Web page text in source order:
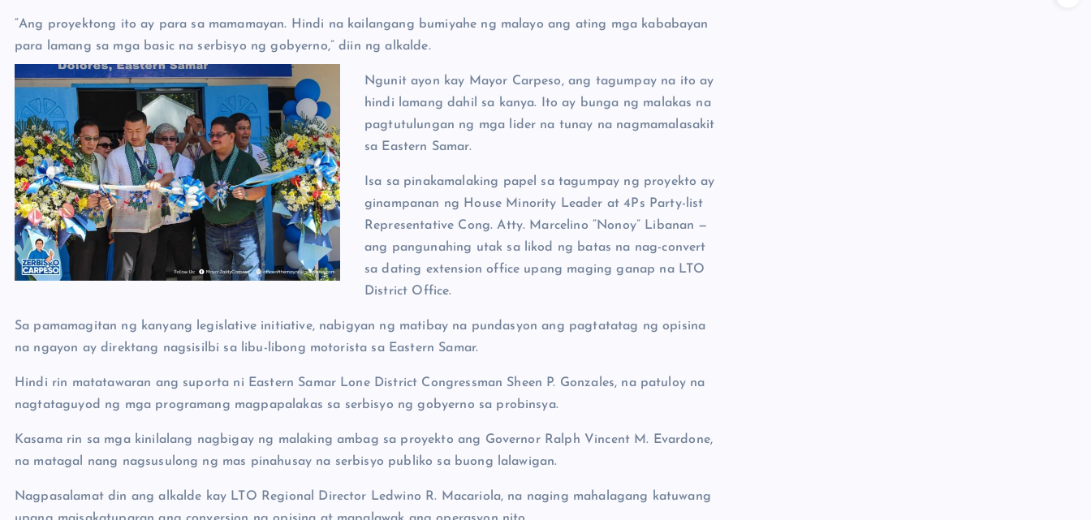
“Ang proyektong ito ay para sa mamamayan. Hindi na kailangang bumiyahe ng malayo ang ating mga kababayan
para lamang sa mga basic na serbisyo ng gobyerno,” diin ng alkalde.
Ngunit ayon kay Mayor Carpeso, ang tagumpay na ito ay
hindi lamang dahil sa kanya. Ito ay bunga ng malakas na
pagtutulungan ng mga lider na tunay na nagmamalasakit
sa Eastern Samar.
Isa sa pinakamalaking papel sa tagumpay ng proyekto ay
ginampanan ng House Minority Leader at 4Ps Party-list
Representative Cong. Atty. Marcelino “Nonoy” Libanan —
ang pangunahing utak sa likod ng batas na nag-convert
sa dating extension office upang maging ganap na LTO
District Office.
Sa pamamagitan ng kanyang legislative initiative, nabigyan ng matibay na pundasyon ang pagtatatag ng opisina
na ngayon ay direktang nagsisilbi sa libu-libong motorista sa Eastern Samar.
Hindi rin matatawaran ang suporta ni Eastern Samar Lone District Congressman Sheen P. Gonzales, na patuloy na
nagtataguyod ng mga programang magpapalakas sa serbisyo ng gobyerno sa probinsya.
Kasama rin sa mga kinilalang nagbigay ng malaking ambag sa proyekto ang Governor Ralph Vincent M. Evardone,
na matagal nang nagsusulong ng mas pinahusay na serbisyo publiko sa buong lalawigan.
Nagpasalamat din ang alkalde kay LTO Regional Director Ledwino R. Macariola, na naging mahalagang katuwang